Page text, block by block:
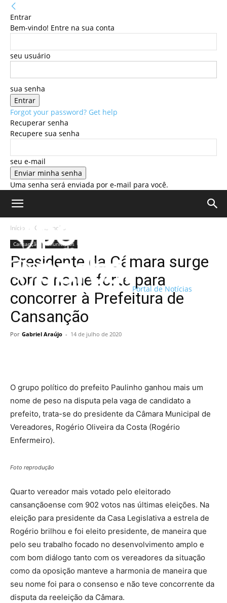
Entrar
Bem-vindo! Entre na sua conta
seu usuário
sua senha
Forgot your password? Get help
Recuperar senha
Recupere sua senha
seu e-mail
Uma senha será enviada por e-mail para você.
Portal de Notícias
Início Cansanção
Cansanção Municípios
Presidente da Câmara surge
como nome forte para
concorrer à Prefeitura de
Cansanção
Por Gabriel Araújo - 14 de julho de 2020
O grupo político do prefeito Paulinho ganhou mais um
nome de peso na disputa pela vaga de candidato a
prefeito, trata-se do presidente da Câmara Municipal de
Vereadores, Rogério Oliveira da Costa (Rogério
Enfermeiro).
Foto reprodução
Quarto vereador mais votado pelo eleitorado
cansançãoense com 902 votos nas últimas eleições. Na
eleição para presidente da Casa Legislativa a estrela de
Rogério brilhou e foi eleito presidente, de maneira que
pelo seu trabalho focado no desenvolvimento amplo e
com bom diálogo tanto com os vereadores da situação
como da oposição manteve a harmonia de maneira que
seu nome foi para o consenso e não teve concorrente da
disputa da reeleição da Câmara.